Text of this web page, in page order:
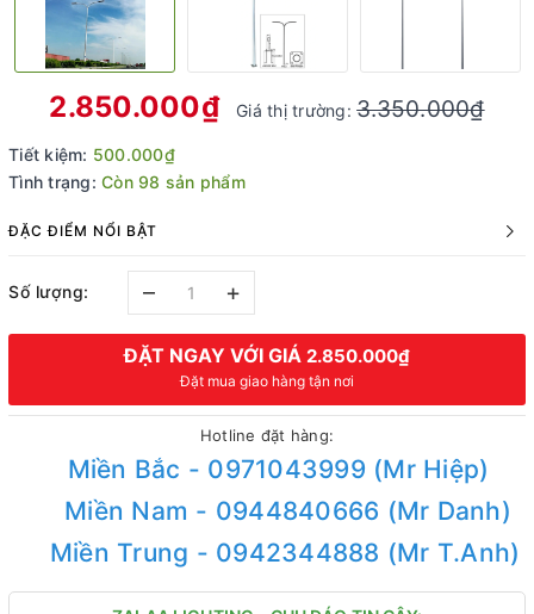
2.850.000₫ Giá thị trường:3.350.000₫
Tiết kiệm: 500.000₫
Tình trạng: Còn 98 sản phẩm
ĐẶC ĐIỂM NỔI BẬT
Số lượng: – +
ĐẶT NGAY VỚI GIÁ 2.850.000₫
Đặt mua giao hàng tận nơi
Hotline đặt hàng:
Miền Bắc - 0971043999 (Mr Hiệp)
Miền Nam - 0944840666 (Mr Danh)
Miền Trung - 0942344888 (Mr T.Anh)